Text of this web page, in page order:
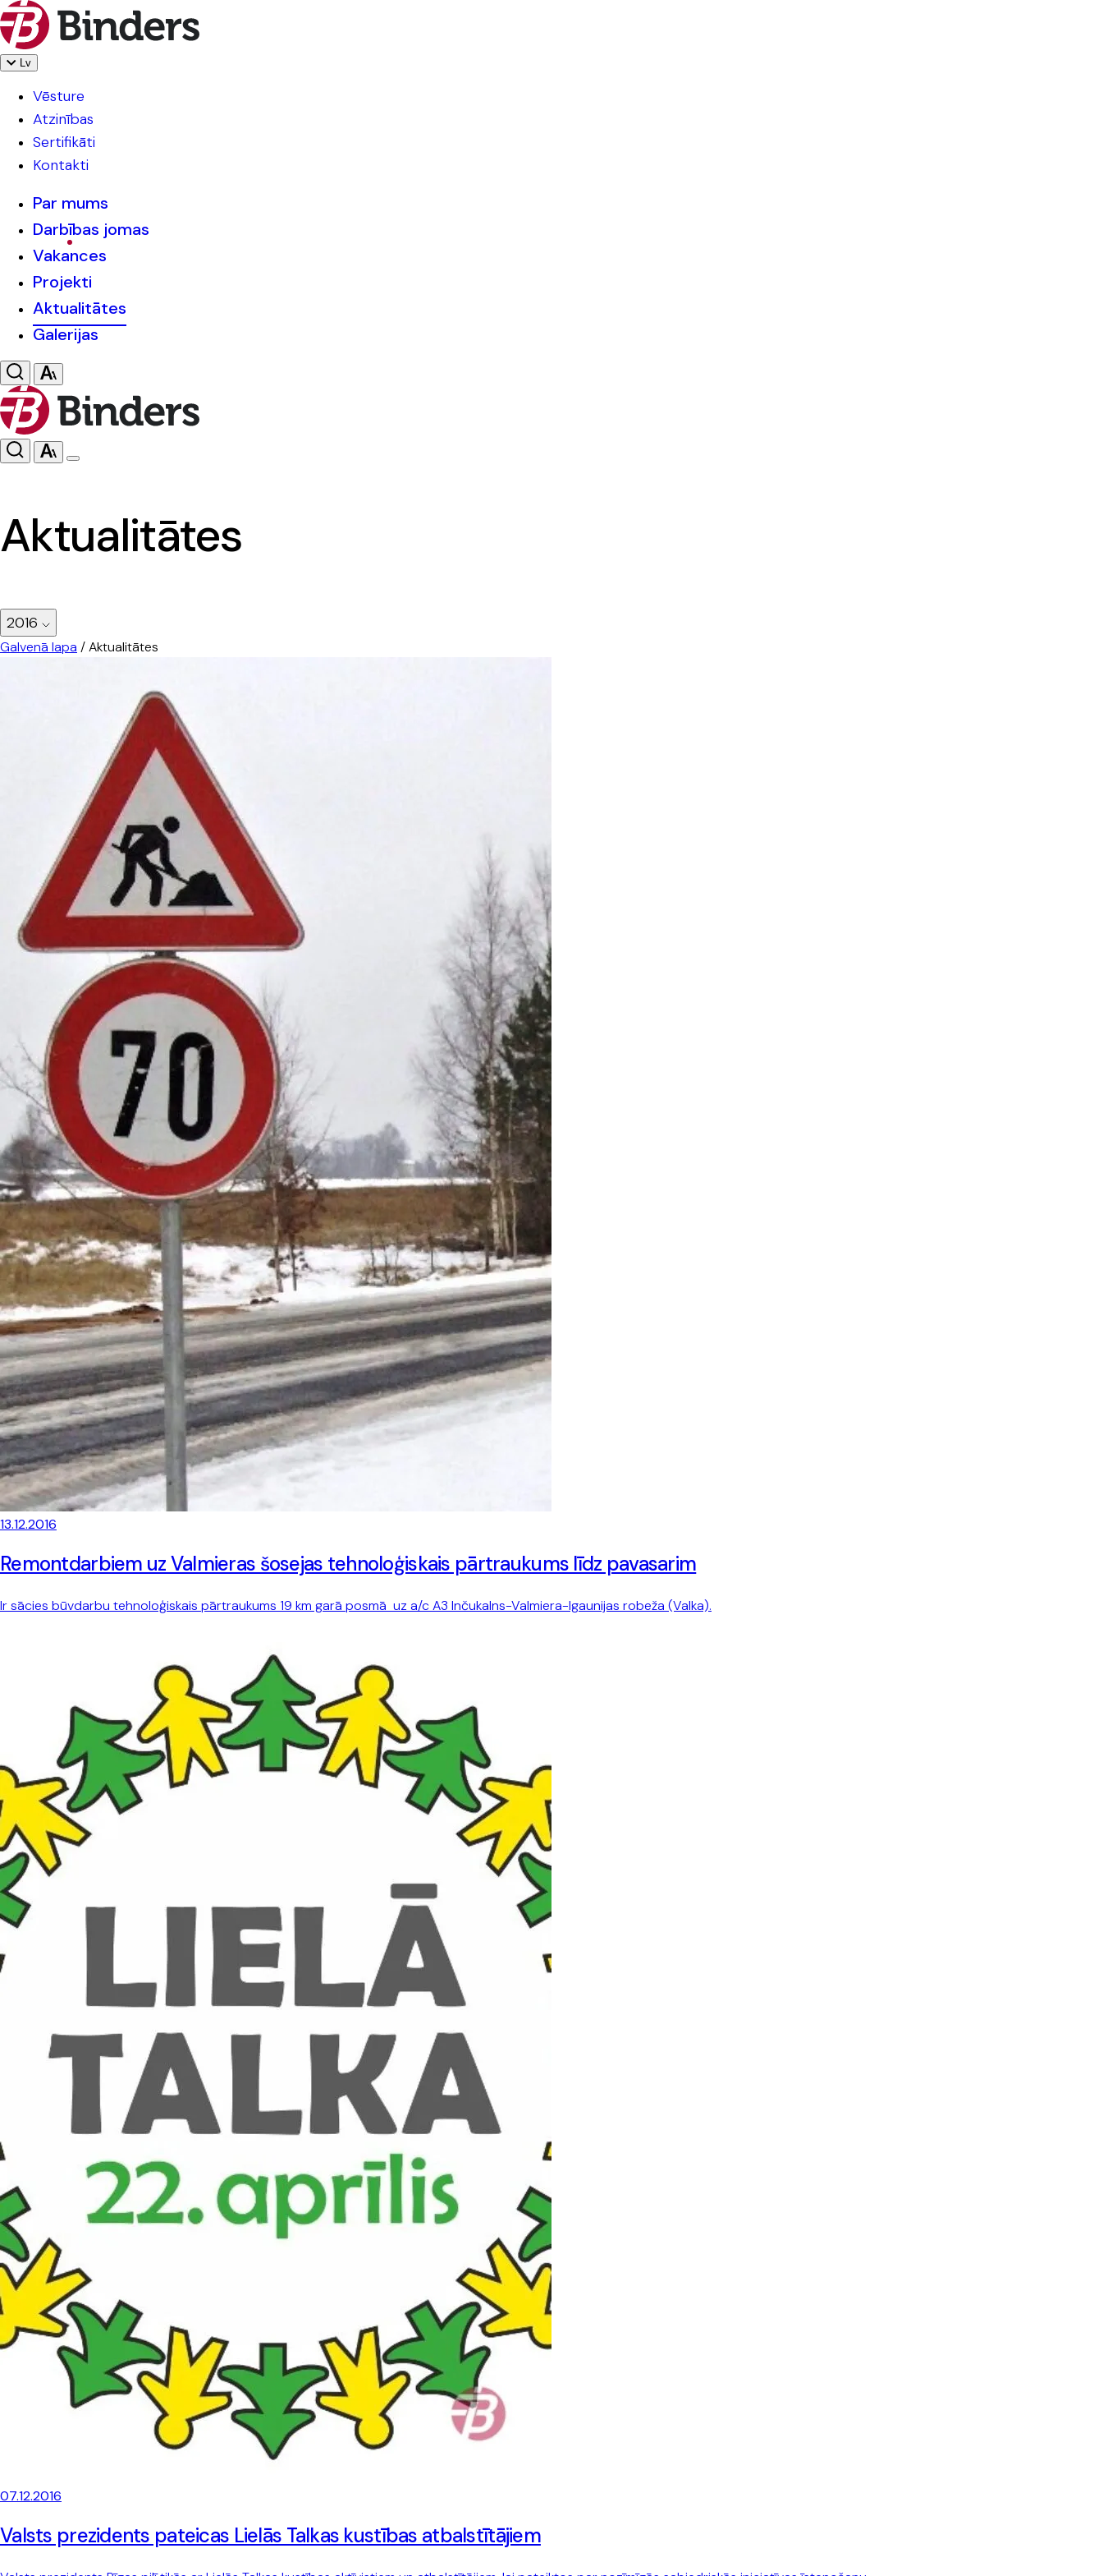
Lv
Vēsture
Atzinības
Sertifikāti
Kontakti
Par mums
Darbības jomas
Vakances
Projekti
Aktualitātes
Galerijas
Aktualitātes
2016
Galvenā lapa /Aktualitātes
13.12.2016
Remontdarbiem uz Valmieras šosejas tehnoloģiskais pārtraukums līdz pavasarim
Ir sācies būvdarbu tehnoloģiskais pārtraukums 19 km garā posmā uz a/c A3 Inčukalns-Valmiera-Igaunijas robeža (Valka).
07.12.2016
Valsts prezidents pateicas Lielās Talkas kustības atbalstītājiem